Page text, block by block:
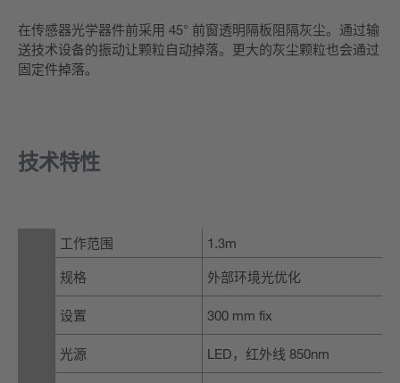
在传感器光学器件前采用 45° 前窗透明隔板阻隔灰尘。通过输
送技术设备的振动让颗粒自动掉落。更大的灰尘颗粒也会通过
固定件掉落。
技术特性
工作范围 1.3m
规格 外部环境光优化
设置 300 mm fix
光源 LED，红外线 850nm